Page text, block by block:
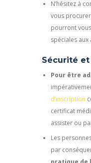
N’hésitez à
vous
pourront
spéciales
Sécurité et
Pour être
d’inscription
certificat
assister ou
Les
par